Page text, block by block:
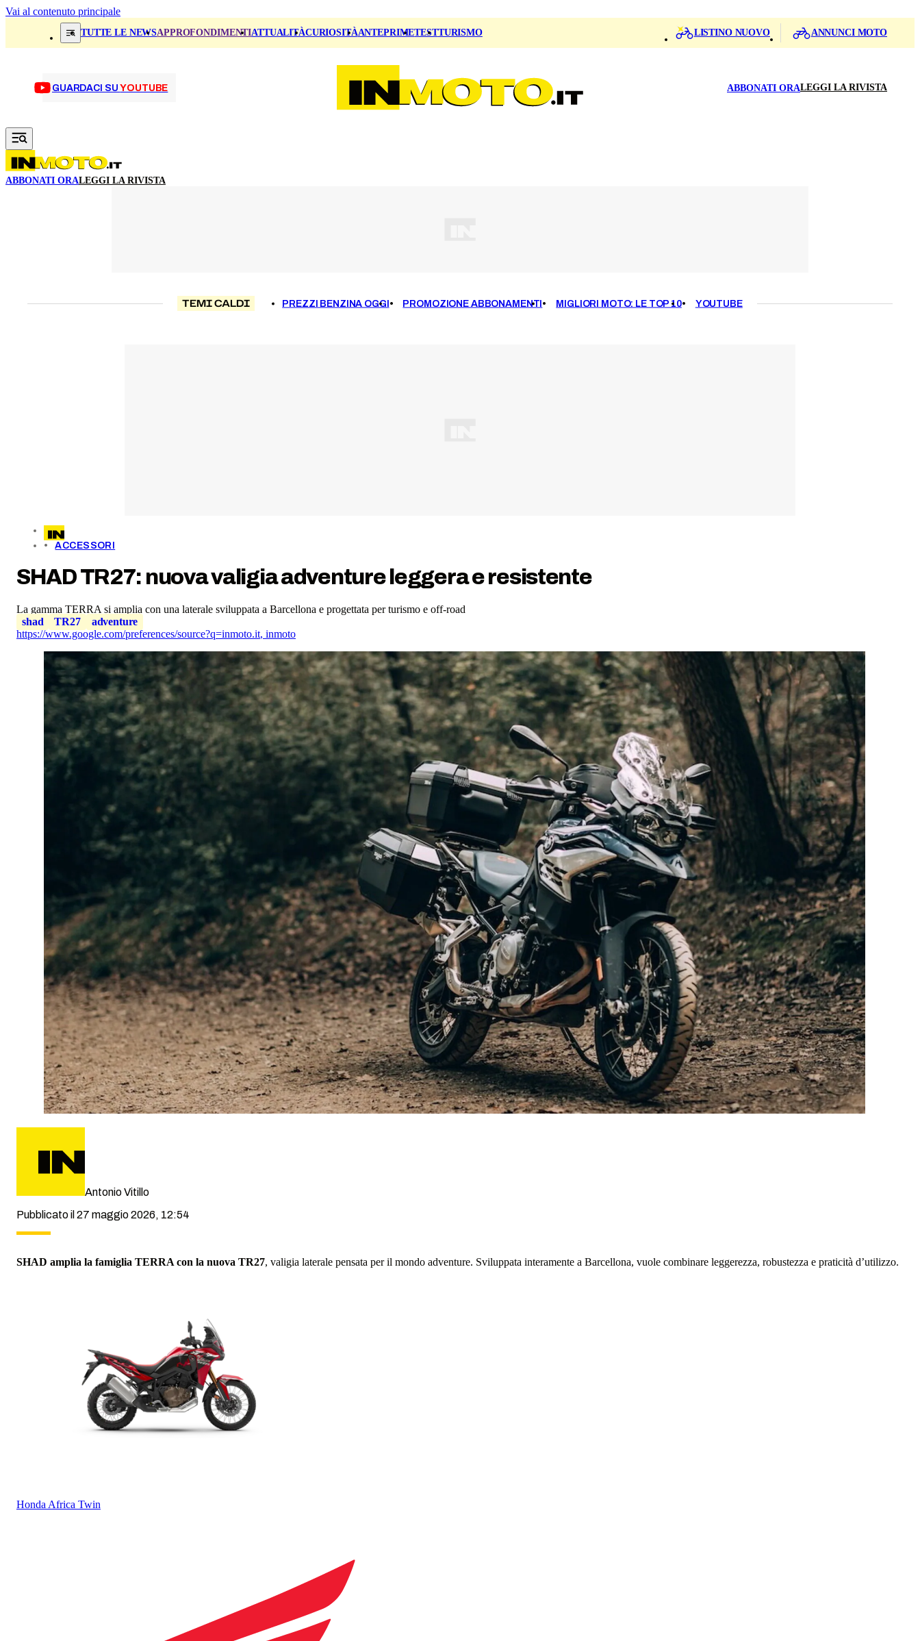
Vai al contenuto principale
TUTTE LE NEWSAPPROFONDIMENTIATTUALITÀCURIOSITÀANTEPRIMETESTTURISMO LISTINO NUOVO ANNUNCI MOTO
GUARDACI SUYOUTUBE ABBONATI ORALEGGI LA RIVISTA
ABBONATI ORALEGGI LA RIVISTA
TEMI CALDI PREZZI BENZINA OGGI PROMOZIONE ABBONAMENTI MIGLIORI MOTO: LE TOP 10 YOUTUBE
ACCESSORI
SHAD TR27: nuova valigia adventure leggera e resistente
La gamma TERRA si amplia con una laterale sviluppata a Barcellona e progettata per turismo e off-road
shad
TR27
adventure
https://www.google.com/preferences/source?q=inmoto.it, inmoto
Antonio Vitillo
Pubblicato il 27 maggio 2026, 12:54
SHAD amplia la famiglia TERRA con la nuova TR27, valigia laterale pensata per il mondo adventure. Sviluppata interamente a Barcellona, vuole combinare leggerezza, robustezza e praticità d’utilizzo.
HondaAfrica Twin